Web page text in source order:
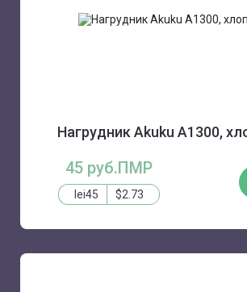
Нагрудник Akuku A1300,
45 руб.ПМР
lei45 $2.73